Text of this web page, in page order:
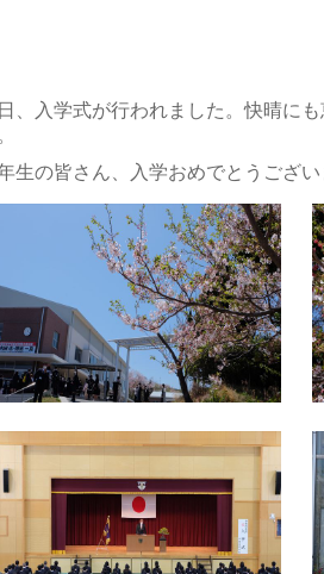
、入学式が行われました。快晴に
生の皆さん、入学おめでとうござい